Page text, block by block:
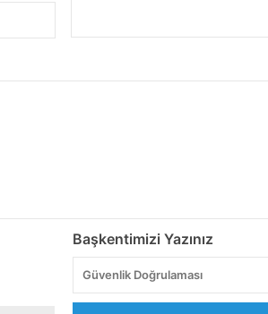
Başkentimizi Yazınız